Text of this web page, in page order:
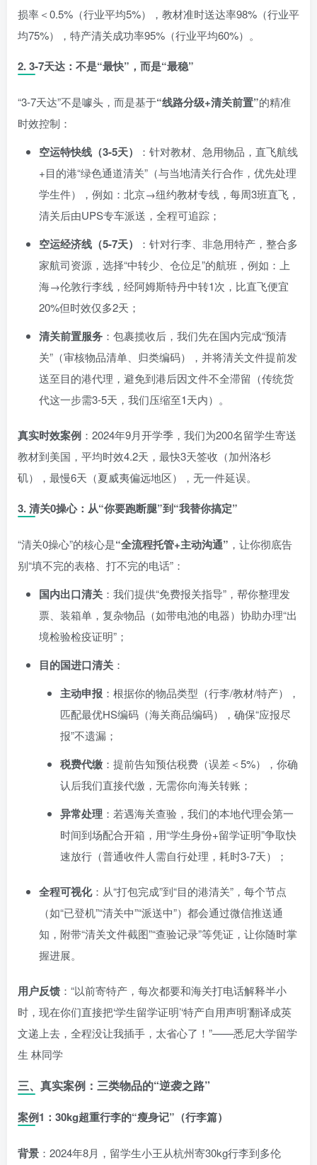
损率＜0.5%（行业平均5%），教材准时送达率98%（行业平
均75%），特产清关成功率95%（行业平均60%）。
2.3-7天达：不是“最快”，而是“最稳”
“3-7天达”不是噱头，而是基于“线路分级+清关前置”的精准
时效控制：
空运特快线（3-5天）
：针对教材、急用物品，直飞航线
+目的港“绿色通道清关”（与当地清关行合作，优先处理
学生件），例如：北京→纽约教材专线，每周3班直飞，
清关后由UPS专车派送，全程可追踪；
空运经济线（5-7天）
：针对行李、非急用特产，整合多
家航司资源，选择“中转少、仓位足”的航班，例如：上
海→伦敦行李线，经阿姆斯特丹中转1次，比直飞便宜
20%但时效仅多2天；
清关前置服务 ：包裹揽收后，我们先在国内完成“预清
关”（审核物品清单、归类编码），并将清关文件提前发
送至目的港代理，避免到港后因文件不全滞留（传统货
代这一步需3-5天，我们压缩至1天内）。
真实时效案例 ：2024年9月开学季，我们为200名留学生寄送
教材到美国，平均时效4.2天，最快3天签收（加州洛杉
矶），最慢6天（夏威夷偏远地区），无一件延误。
3.清关0操心：从“你要跑断腿”到“我替你搞定”
“清关0操心”的核心是“全流程托管+主动沟通” ，让你彻底告
别“填不完的表格、打不完的电话”：
国内出口清关 ：我们提供“免费报关指导”，帮你整理发
票、装箱单，复杂物品（如带电池的电器）协助办理“出
境检验检疫证明”；
目的国进口清关 ：
主动申报 ：根据你的物品类型（行李/教材/特产），
匹配最优HS编码（海关商品编码），确保“应报尽
报”不遗漏；
税费代缴 ：提前告知预估税费（误差＜5%），你确
认后我们直接代缴，无需你向海关转账；
异常处理 ：若遇海关查验，我们的本地代理会第一
时间到场配合开箱，用“学生身份+留学证明”争取快
速放行（普通收件人需自行处理，耗时3-7天）；
全程可视化：从“打包完成”到“目的港清关”，每个节点
（如“已登机”“清关中”“派送中”）都会通过微信推送通
知，附带“清关文件截图”“查验记录”等凭证，让你随时掌
握进展。
用户反馈 ：“以前寄特产，每次都要和海关打电话解释半小
时，现在你们直接把‘学生留学证明’‘特产自用声明’翻译成英
文递上去，全程没让我插手，太省心了！”——悉尼大学留学
生 林同学
三、真实案例：三类物品的“逆袭之路”
案例1：30kg超重行李的“瘦身记”（行李篇）
背景 ：2024年8月，留学生小王从杭州寄30kg行李到多伦